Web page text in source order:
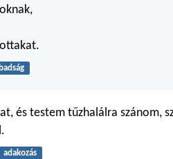
és testem tűzhalálra szánom,
adakozás